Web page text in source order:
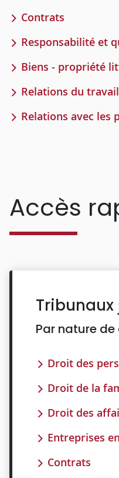
Contrats
Responsabilité et
Biens - propriété
Relations du
Relations avec les
Accès
Par nature
Droit des
Droit de la
Droit des
Entreprises
Contrats